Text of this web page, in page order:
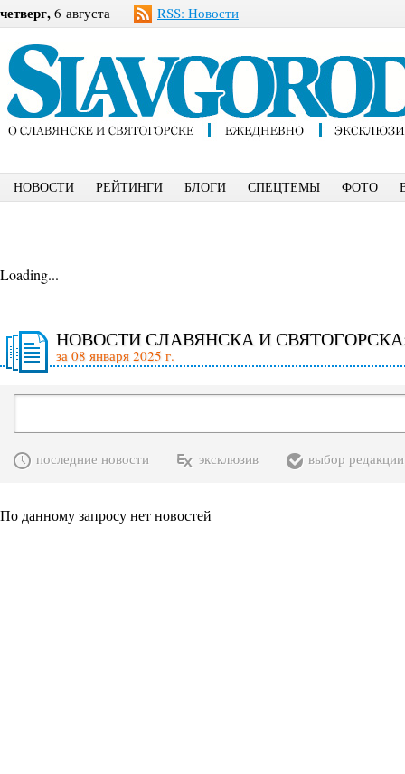
четверг, 6 августа RSS: Новости
НОВОСТИ РЕЙТИНГИ БЛОГИ СПЕЦТЕМЫ ФОТО
Loading...
НОВОСТИ СЛАВЯНСКА И
за 08 января 2025 г.
последние новости эксклюзив выбор редакции
По данному запросу нет новостей